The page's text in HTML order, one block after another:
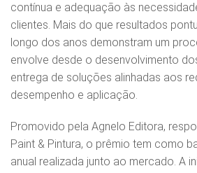
contínua e adequação às
clientes. Mais do que resultados
longo dos anos demonstram um
envolve desde o desenvolvimento
entrega de soluções alinhadas aos
desempenho e aplicação.
Promovido pela Agnelo Editora,
Paint & Pintura, o prêmio tem como
anual realizada junto ao mercado. A